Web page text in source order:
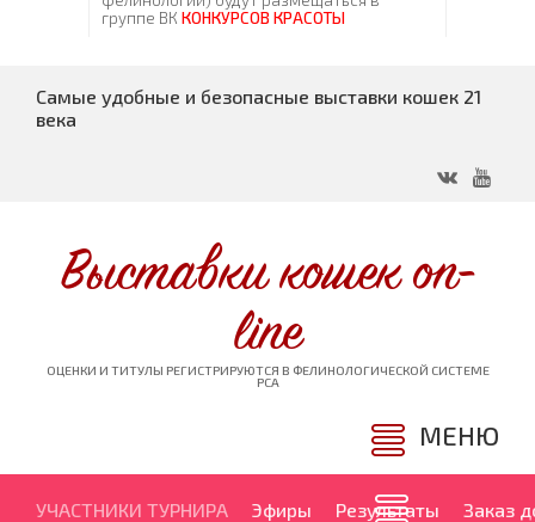
Самые удобные и безопасные выставки кошек 21
века
Выставки кошек on-
line
ОЦЕНКИ И ТИТУЛЫ РЕГИСТРИРУЮТСЯ В ФЕЛИНОЛОГИЧЕСКОЙ СИСТЕМЕ
PCA
МЕНЮ
УЧАСТНИКИ ТУРНИРА Эфиры Результаты Заказ